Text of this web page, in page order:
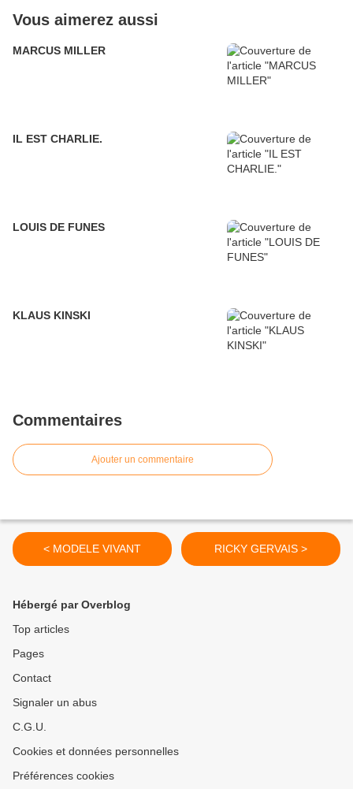
Vous aimerez aussi
MARCUS MILLER
IL EST CHARLIE.
LOUIS DE FUNES
KLAUS KINSKI
Commentaires
Ajouter un commentaire
< MODELE VIVANT RICKY GERVAIS >
Hébergé par Overblog
Top articles
Pages
Contact
Signaler un abus
C.G.U.
Cookies et données personnelles
Préférences cookies